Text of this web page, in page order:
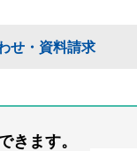
せ・資料請求
きます。